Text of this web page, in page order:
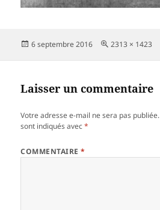
Publié
6 septembre 2016
Taille
2313 × 1423
Laisser un commentaire
Votre adresse e-mail ne sera pas publiée.
sont indiqués avec*
COMMENTAIRE*